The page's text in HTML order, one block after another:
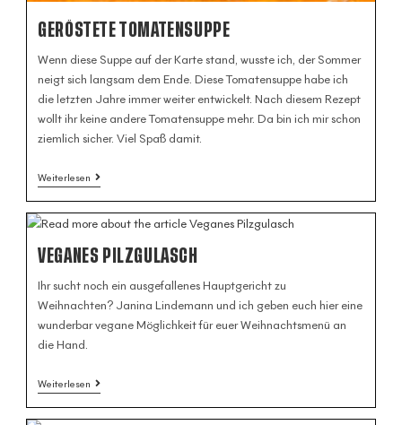
GERÖSTETE TOMATENSUPPE
Wenn diese Suppe auf der Karte stand, wusste ich, der Sommer
neigt sich langsam dem Ende. Diese Tomatensuppe habe ich
die letzten Jahre immer weiter entwickelt. Nach diesem Rezept
wollt ihr keine andere Tomatensuppe mehr. Da bin ich mir schon
ziemlich sicher. Viel Spaß damit.
Weiterlesen
VEGANES PILZGULASCH
Ihr sucht noch ein ausgefallenes Hauptgericht zu
Weihnachten? Janina Lindemann und ich geben euch hier eine
wunderbar vegane Möglichkeit für euer Weihnachtsmenü an
die Hand.
Weiterlesen